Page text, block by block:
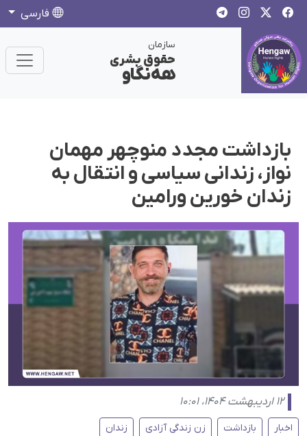
فارسی
سازمان
حقوق بشری
هەنگاو
بازداشت مجدد منوچهر مهمان
نواز، زندانی سیاسی و انتقال به
زندان خورین ورامین
۱۲ اردیبهشت ۱۴۰۴، ۱۰:۰۱
اخبار بازداشت زن زندگی آزادی زندان